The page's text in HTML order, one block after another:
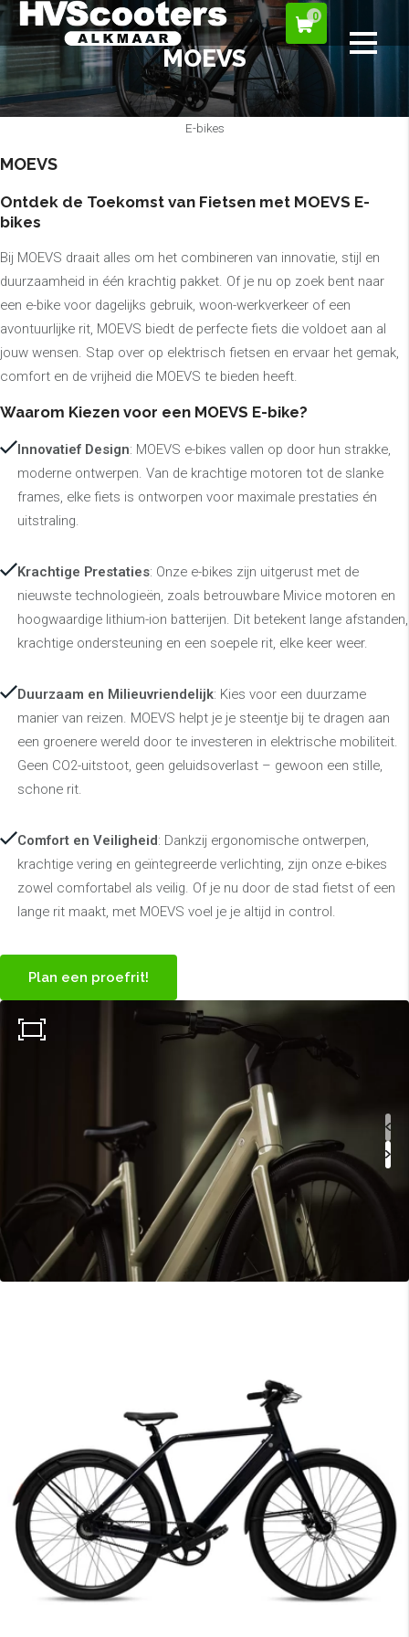
0
MOEVS
E-bikes
MOEVS
Ontdek de Toekomst van Fietsen met MOEVS E-
bikes
Bij MOEVS draait alles om het combineren van innovatie, stijl en
duurzaamheid in één krachtig pakket. Of je nu op zoek bent naar
een e-bike voor dagelijks gebruik, woon-werkverkeer of een
avontuurlijke rit, MOEVS biedt de perfecte fiets die voldoet aan al
jouw wensen. Stap over op elektrisch fietsen en ervaar het gemak,
comfort en de vrijheid die MOEVS te bieden heeft.
Waarom Kiezen voor een MOEVS E-bike?
Innovatief Design: MOEVS e-bikes vallen op door hun strakke,
moderne ontwerpen. Van de krachtige motoren tot de slanke
frames, elke fiets is ontworpen voor maximale prestaties én
uitstraling.
Krachtige Prestaties: Onze e-bikes zijn uitgerust met de
nieuwste technologieën, zoals betrouwbare Mivice motoren en
hoogwaardige lithium-ion batterijen. Dit betekent lange afstanden,
krachtige ondersteuning en een soepele rit, elke keer weer.
Duurzaam en Milieuvriendelijk: Kies voor een duurzame
manier van reizen. MOEVS helpt je je steentje bij te dragen aan
een groenere wereld door te investeren in elektrische mobiliteit.
Geen CO2-uitstoot, geen geluidsoverlast – gewoon een stille,
schone rit.
Comfort en Veiligheid: Dankzij ergonomische ontwerpen,
krachtige vering en geïntegreerde verlichting, zijn onze e-bikes
zowel comfortabel als veilig. Of je nu door de stad fietst of een
lange rit maakt, met MOEVS voel je je altijd in control.
Plan een proefrit!